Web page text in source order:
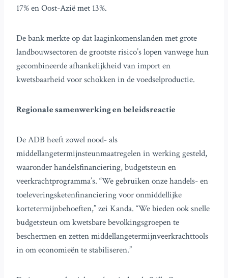
17% en Oost-Azië met 13%.
De bank merkte op dat laaginkomenslanden met grote
landbouwsectoren de grootste risico’s lopen vanwege hun
gecombineerde afhankelijkheid van import en
kwetsbaarheid voor schokken in de voedselproductie.
Regionale samenwerking en beleidsreactie
De ADB heeft zowel nood- als
middellangetermijnsteunmaatregelen in werking gesteld,
waaronder handelsfinanciering, budgetsteun en
veerkrachtprogramma’s. “We gebruiken onze handels- en
toeleveringsketenfinanciering voor onmiddellijke
kortetermijnbehoeften,” zei Kanda. “We bieden ook snelle
budgetsteun om kwetsbare bevolkingsgroepen te
beschermen en zetten middellangetermijnveerkrachttools
in om economieën te stabiliseren.”